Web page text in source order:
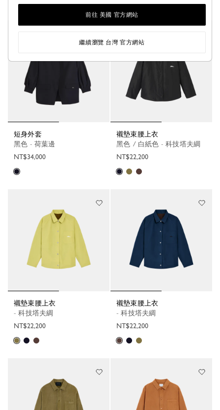
+ 4 + 4
短身外套
黑色 - 荷葉邊
NT$34,000
襯墊束腰上衣
黑色 / 白紙色 - 科技塔夫綢
NT$22,200
襯墊束腰上衣
- 科技塔夫綢
NT$22,200
襯墊束腰上衣
- 科技塔夫綢
NT$22,200
前往 美國 官方網站
繼續瀏覽 台灣 官方網站